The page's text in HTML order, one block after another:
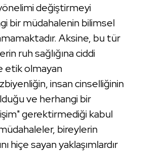
değiştirmeyi
bir müdahalenin bilimsel
Aksine, bu tür
ruh sağlığına ciddi
etik olmayan
insan cinselliğinin
ve herhangi bir
gerektirmediği kabul
bireylerin
hiçe sayan yaklaşımlardır